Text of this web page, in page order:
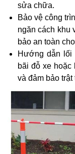
sửa chữa.
Bảo vệ công
ngăn cách khu
bảo an toàn
Hướng dẫn
bãi đỗ xe
và đảm bảo trật